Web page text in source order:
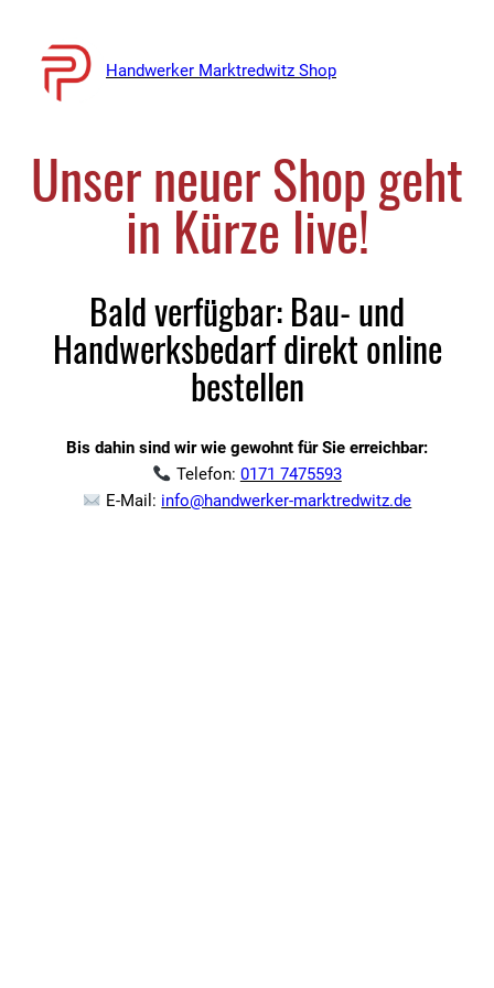
Handwerker Marktredwitz Shop
Unser neuer Shop geht
in Kürze live!
Bald verfügbar: Bau- und
Handwerksbedarf direkt online
bestellen
Bis dahin sind wir wie gewohnt für Sie erreichbar:
Telefon: 0171 7475593
E-Mail: info@handwerker-marktredwitz.de